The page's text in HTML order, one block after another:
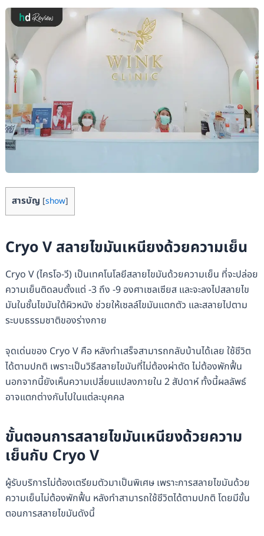
สารบัญ [show]
Cryo V สลายไขมันเหนียงด้วยความเย็น
Cryo V (ไครโอ-วี) เป็นเทคโนโลยีสลายไขมันด้วยความเย็น ที่จะปล่อย
ความเย็นติดลบตั้งแต่ -3 ถึง -9 องศาเซลเซียส และจะลงไปสลายไข
มันในชั้นไขมันใต้ผิวหนัง ช่วยให้เซลล์ไขมันแตกตัว และสลายไปตาม
ระบบธรรมชาติของร่างกาย
จุดเด่นของ Cryo V คือ หลังทำเสร็จสามารถกลับบ้านได้เลย ใช้ชีวิต
ได้ตามปกติ เพราะเป็นวิธีสลายไขมันที่ไม่ต้องผ่าตัด ไม่ต้องพักฟื้น
นอกจากนี้ยังเห็นความเปลี่ยนแปลงภายใน 2 สัปดาห์ ทั้งนี้ผลลัพธ์
อาจแตกต่างกันไปในแต่ละบุคคล
ขั้นตอนการสลายไขมันเหนียงด้วยความ
เย็นกับ Cryo V
ผู้รับบริการไม่ต้องเตรียมตัวมาเป็นพิเศษ เพราะการสลายไขมันด้วย
ความเย็นไม่ต้องพักฟื้น หลังทำสามารถใช้ชีวิตได้ตามปกติ โดยมีขั้น
ตอนการสลายไขมันดังนี้